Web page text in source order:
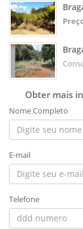
Obter mais
Nome Completo
E-mail
Telefone